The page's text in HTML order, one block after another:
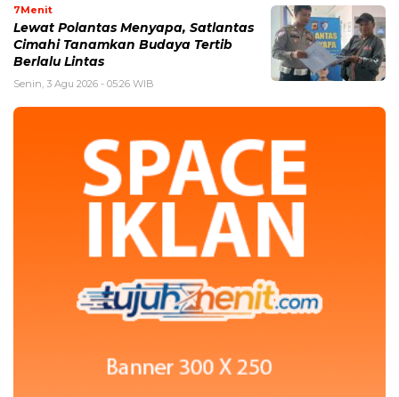
7Menit
Lewat Polantas Menyapa, Satlantas
Cimahi Tanamkan Budaya Tertib
Berlalu Lintas
Senin, 3 Agu 2026 - 05:26 WIB